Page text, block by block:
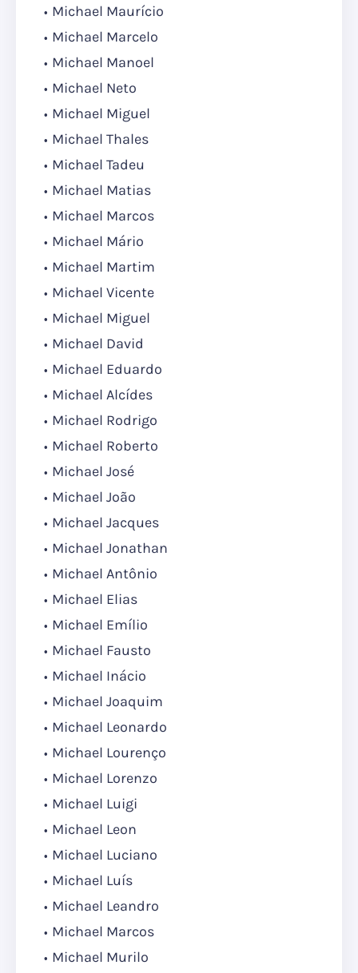
Michael Maurício
Michael Marcelo
Michael Manoel
Michael Neto
Michael Miguel
Michael Thales
Michael Tadeu
Michael Matias
Michael Marcos
Michael Mário
Michael Martim
Michael Vicente
Michael Miguel
Michael David
Michael Eduardo
Michael Alcídes
Michael Rodrigo
Michael Roberto
Michael José
Michael João
Michael Jacques
Michael Jonathan
Michael Antônio
Michael Elias
Michael Emílio
Michael Fausto
Michael Inácio
Michael Joaquim
Michael Leonardo
Michael Lourenço
Michael Lorenzo
Michael Luigi
Michael Leon
Michael Luciano
Michael Luís
Michael Leandro
Michael Marcos
Michael Murilo